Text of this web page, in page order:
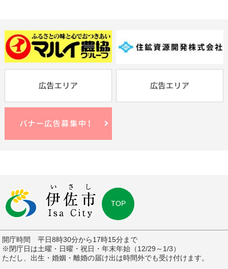
TOP
開庁時間 平日8時30分から17時15分まで
※閉庁日は土曜・日曜・祝日・年末年始（12/29～1/3）
ただし、出生・婚姻・離婚の届け出は時間外でも受け付けます。